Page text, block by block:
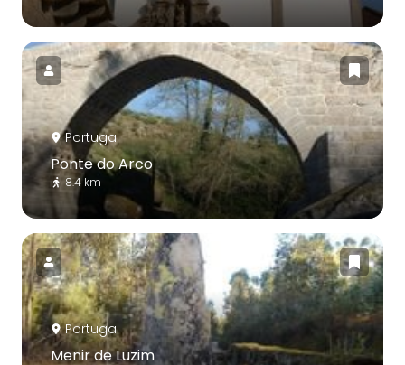
Portugal
Ponte do Arco
8.4 km
Portugal
Menir de Luzim